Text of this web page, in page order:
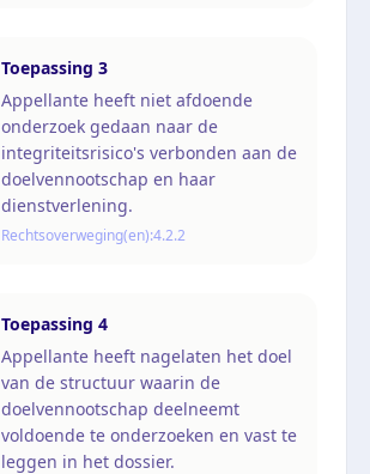
Toepassing 3
Appellante heeft niet afdoende
onderzoek gedaan naar de
integriteitsrisico's verbonden aan de
doelvennootschap en haar
dienstverlening.
Rechtsoverweging(en):4.2.2
Toepassing 4
Appellante heeft nagelaten het doel
van de structuur waarin de
doelvennootschap deelneemt
voldoende te onderzoeken en vast te
leggen in het dossier.